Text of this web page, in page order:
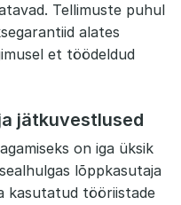
Tellimuste puhul
alates
et töödeldud
jätkuvestlused
on iga üksik
lõppkasutaja
kasutatud tööriistade